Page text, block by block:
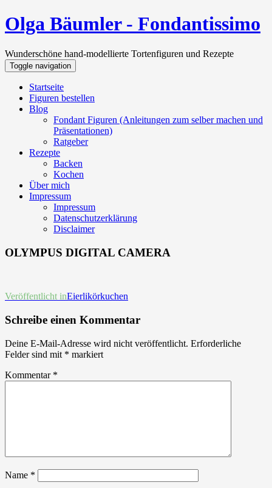
Olga Bäumler - Fondantissimo
Wunderschöne hand-modellierte Tortenfiguren und Rezepte
Toggle navigation
Startseite
Figuren bestellen
Blog
Fondant Figuren (Anleitungen zum selber machen und
Präsentationen)
Ratgeber
Rezepte
Backen
Kochen
Über mich
Impressum
Impressum
Datenschutzerklärung
Disclaimer
OLYMPUS DIGITAL CAMERA
Beitrags-
Veröffentlicht inEierlikörkuchen
Schreibe einen Kommentar
Deine E-Mail-Adresse wird nicht veröffentlicht. Erforderliche
Felder sind mit * markiert
Kommentar *
Name *